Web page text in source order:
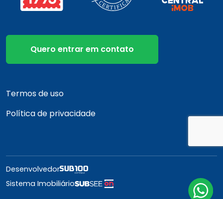
Quero entrar em contato
Termos de uso
Política de privacidade
Desenvolvedor
Sistema Imobiliário